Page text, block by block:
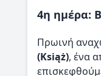
4η ημέρα:
Πρωινή
(Książ), ένα